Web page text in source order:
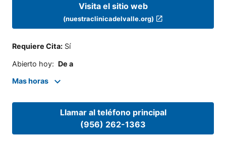
Visita el sitio web
(nuestraclinicadelvalle.org)
Requiere Cita: Sí
Abierto hoy: De a
Mas horas
Llamar al teléfono principal
(956) 262-1363